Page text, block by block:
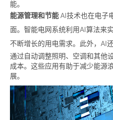
能。
能源管理和节能 AI技术也在电子
面。智能电网系统利用AI算法来
不断增长的用电需求。此外， AI
通过自动调整照明、空调和其他
成本。这些应用有助于减少能源
展。